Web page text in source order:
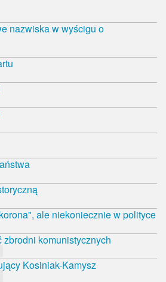
nazwiska w wyścigu o
ale niekoniecznie w polityce
komunistycznych
Kosiniak-Kamysz